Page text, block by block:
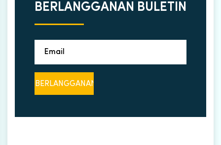
BERLANGGANAN BULETIN